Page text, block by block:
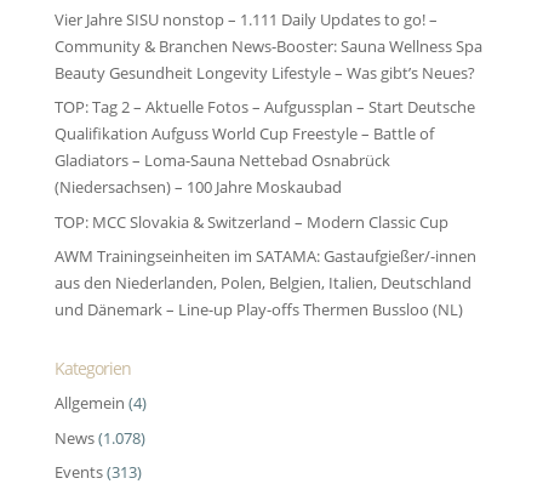
Vier Jahre SISU nonstop – 1.111 Daily Updates to go! –
Community & Branchen News-Booster: Sauna Wellness Spa
Beauty Gesundheit Longevity Lifestyle – Was gibt’s Neues?
TOP: Tag 2 – Aktuelle Fotos – Aufgussplan – Start Deutsche
Qualifikation Aufguss World Cup Freestyle – Battle of
Gladiators – Loma-Sauna Nettebad Osnabrück
(Niedersachsen) – 100 Jahre Moskaubad
TOP: MCC Slovakia & Switzerland – Modern Classic Cup
AWM Trainingseinheiten im SATAMA: Gastaufgießer/-innen
aus den Niederlanden, Polen, Belgien, Italien, Deutschland
und Dänemark – Line-up Play-offs Thermen Bussloo (NL)
Kategorien
Allgemein (4)
News(1.078)
Events(313)